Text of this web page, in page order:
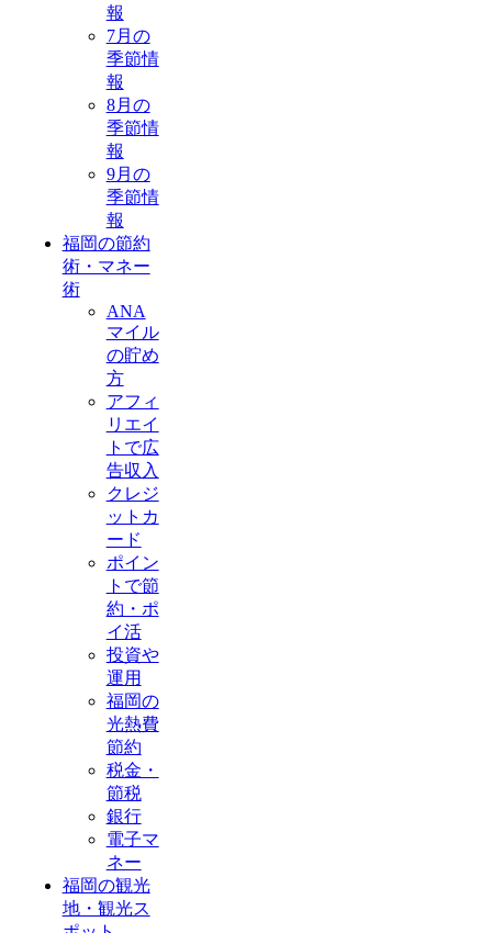
報
7月の
季節情
報
8月の
季節情
報
9月の
季節情
報
福岡の節約
術・マネー
術
ANA
マイル
の貯め
方
アフィ
リエイ
トで広
告収入
クレジ
ットカ
ード
ポイン
トで節
約・ポ
イ活
投資や
運用
福岡の
光熱費
節約
税金・
節税
銀行
電子マ
ネー
福岡の観光
地・観光ス